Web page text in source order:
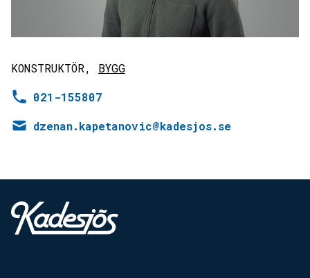
KONSTRUKTÖR, BYGG
021-155807
dzenan.kapetanovic@kadesjos.se